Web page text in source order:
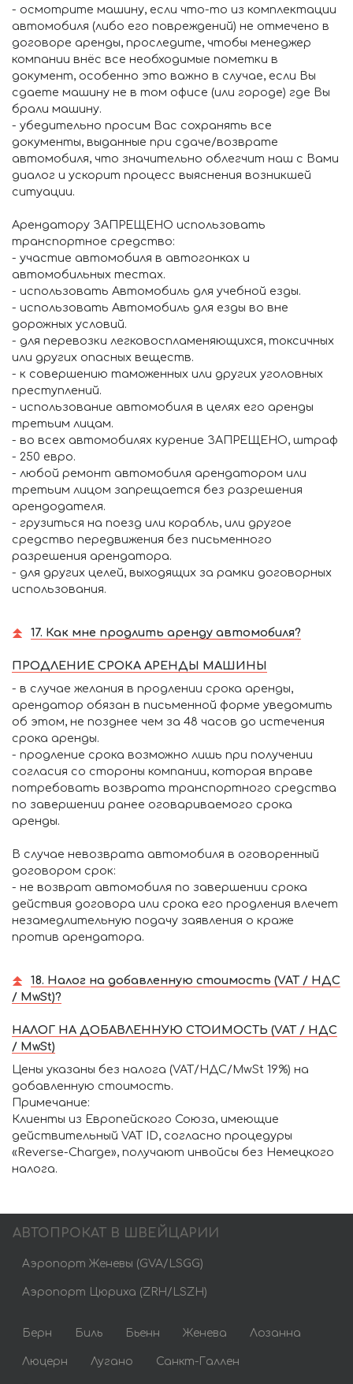
- осмотрите машину, если что-то из комплектации
автомобиля (либо его повреждений) не отмечено в
договоре аренды, проследите, чтобы менеджер
компании внёс все необходимые пометки в
документ, особенно это важно в случае, если Вы
сдаете машину не в том офисе (или городе) где Вы
брали машину.
- убедительно просим Вас сохранять все
документы, выданные при сдаче/возврате
автомобиля, что значительно облегчит наш с Вами
диалог и ускорит процесс выяснения возникшей
ситуации.
Арендатору ЗАПРЕЩЕНО использовать
транспортное средство:
- участие автомобиля в автогонках и
автомобильных тестах.
- использовать Автомобиль для учебной езды.
- использовать Автомобиль для езды во вне
дорожных условий.
- для перевозки легковоспламеняющихся, токсичных
или других опасных веществ.
- к совершению таможенных или других уголовных
преступлений.
- использование автомобиля в целях его аренды
третьим лицам.
- во всех автомобилях курение ЗАПРЕЩЕНО, штраф
- 250 евро.
- любой ремонт автомобиля арендатором или
третьим лицом запрещается без разрешения
арендодателя.
- грузиться на поезд или корабль, или другое
средство передвижения без письменного
разрешения арендатора.
- для других целей, выходящих за рамки договорных
использования.
17. Как мне продлить аренду автомобиля?
ПРОДЛЕНИЕ СРОКА АРЕНДЫ МАШИНЫ
- в случае желания в продлении срока аренды,
арендатор обязан в письменной форме уведомить
об этом, не позднее чем за 48 часов до истечения
срока аренды.
- продление срока возможно лишь при получении
согласия со стороны компании, которая вправе
потребовать возврата транспортного средства
по завершении ранее оговариваемого срока
аренды.
В случае невозврата автомобиля в оговоренный
договором срок:
- не возврат автомобиля по завершении срока
действия договора или срока его продления влечет
незамедлительную подачу заявления о краже
против арендатора.
18. Налог на добавленную стоимость (VAT / НДС
/ MwSt)?
НАЛОГ НА ДОБАВЛЕННУЮ СТОИМОСТЬ (VAT / НДС
/ MwSt)
Цены указаны без налога (VAT/НДС/MwSt 19%) на
добавленную стоимость.
Примечание:
Клиенты из Европейского Союза, имеющие
действительный VAT ID, согласно процедуры
«Reverse-Charge», получают инвойсы без Немецкого
налога.
АВТОПРОКАТ В ШВЕЙЦАРИИ
Аэропорт Женевы (GVA/LSGG)
Аэропорт Цюриха (ZRH/LSZH)
Берн Биль Бьенн Женева Лозанна
Люцерн Лугано Санкт-Галлен